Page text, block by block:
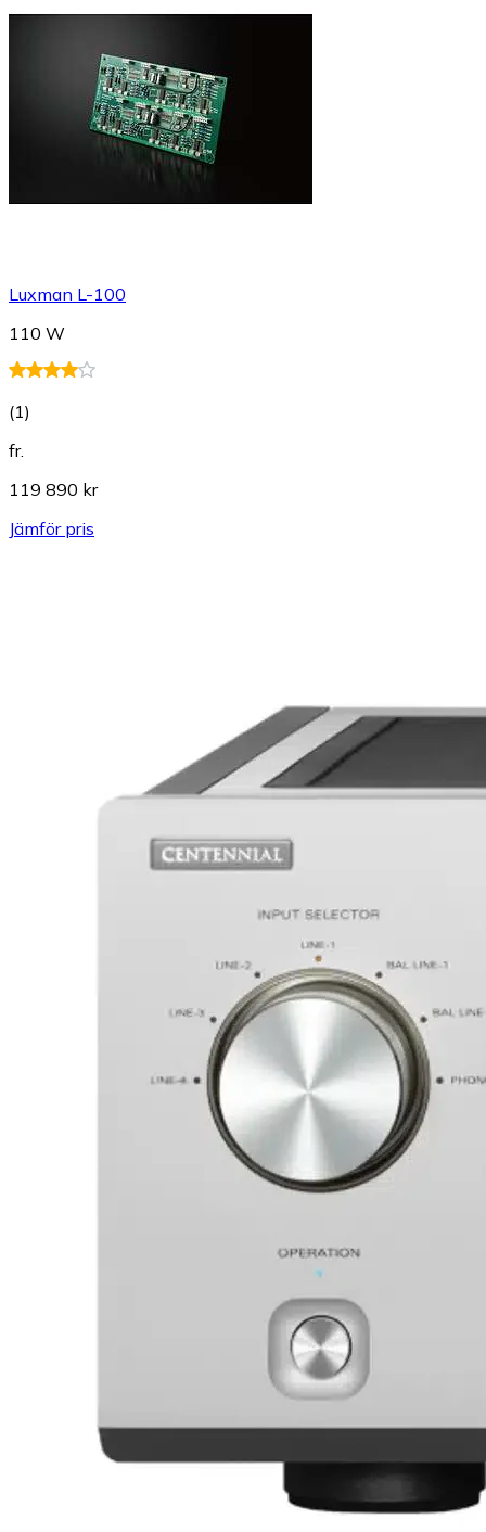
Luxman L-100
110 W
(1)
fr.
119 890 kr
Jämför pris